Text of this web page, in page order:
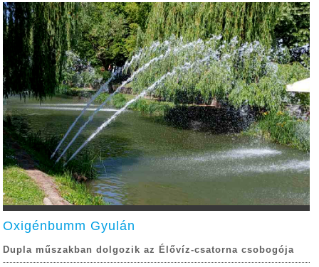
Oxigénbumm Gyulán
Dupla műszakban dolgozik az Élővíz-csatorna csobogója